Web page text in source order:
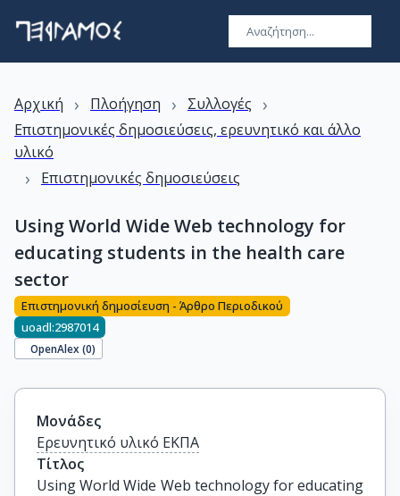
Αρχική › Πλοήγηση › Συλλογές ›
Επιστημονικές δημοσιεύσεις, ερευνητικό και άλλο
υλικό
› Επιστημονικές δημοσιεύσεις
Using World Wide Web technology for
educating students in the health care
sector
Επιστημονική δημοσίευση - Άρθρο Περιοδικού
uoadl:2987014
OpenAlex (0)
Μονάδες
Ερευνητικό υλικό ΕΚΠΑ
Τίτλος
Using World Wide Web technology for educating